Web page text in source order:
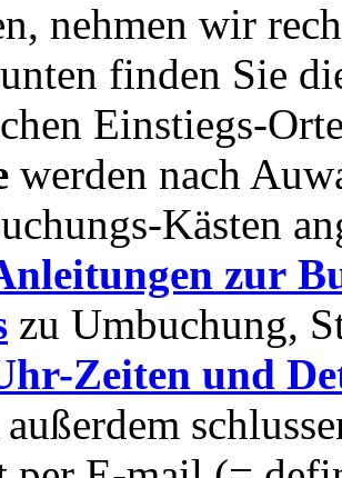
nehmen wir
finden Sie
Einstiegs-
werden nach
Kästen
zur
zu Umbuchung,
Zeiten und